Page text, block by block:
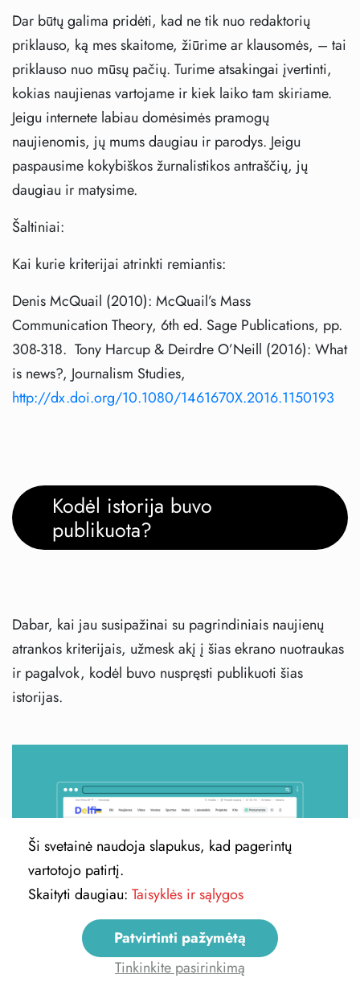
Dar būtų galima pridėti, kad ne tik nuo redaktorių
priklauso, ką mes skaitome, žiūrime ar klausomės, – tai
priklauso nuo mūsų pačių. Turime atsakingai įvertinti,
kokias naujienas vartojame ir kiek laiko tam skiriame.
Jeigu internete labiau domėsimės pramogų
naujienomis, jų mums daugiau ir parodys. Jeigu
paspausime kokybiškos žurnalistikos antraščių, jų
daugiau ir matysime.
Šaltiniai:
Kai kurie kriterijai atrinkti remiantis:
Denis McQuail (2010): McQuail’s Mass
Communication Theory, 6th ed. Sage Publications, pp.
308-318. Tony Harcup & Deirdre O’Neill (2016): What
is news?, Journalism Studies,
http://dx.doi.org/10.1080/1461670X.2016.1150193
Kodėl istorija buvo
publikuota?
Dabar, kai jau susipažinai su pagrindiniais naujienų
atrankos kriterijais, užmesk akį į šias ekrano nuotraukas
ir pagalvok, kodėl buvo nuspręsti publikuoti šias
istorijas.
Previous
Ši svetainė naudoja slapukus, kad pagerintų
vartotojo patirtį.
Skaityti daugiau: Taisyklės ir sąlygos
Patvirtinti pažymėtą
Tinkinkite pasirinkimą